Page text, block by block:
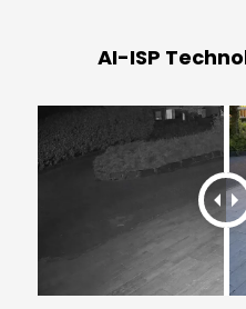
AI-ISP